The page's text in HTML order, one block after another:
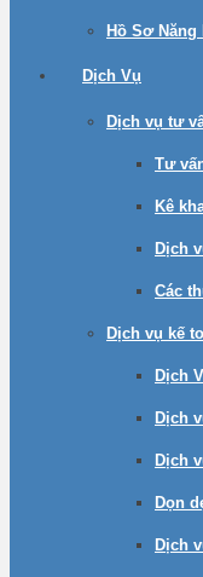
Hồ Sơ
Dịch Vụ
Dịch vụ tư
Tư
Kê
Dịch
Các
Dịch vụ kế
Dịch
Dịch
Dịch
Dọn
Dịch